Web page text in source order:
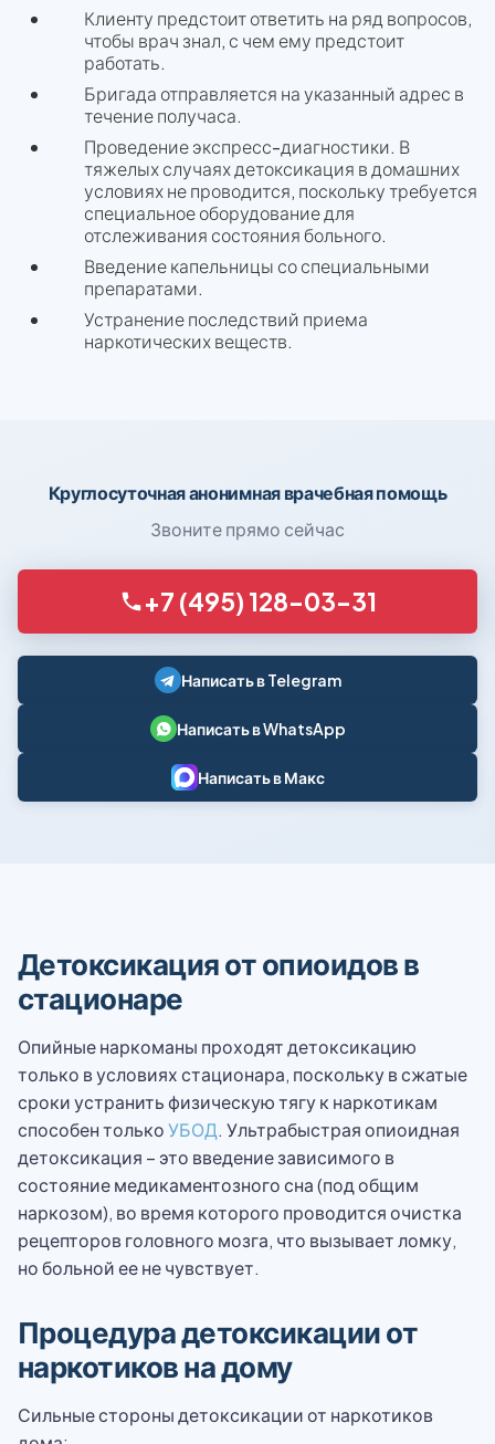
Клиенту предстоит ответить на ряд вопросов,
чтобы врач знал, с чем ему предстоит
работать.
Бригада отправляется на указанный адрес в
течение получаса.
Проведение экспресс-диагностики. В
тяжелых случаях детоксикация в домашних
условиях не проводится, поскольку требуется
специальное оборудование для
отслеживания состояния больного.
Введение капельницы со специальными
препаратами.
Устранение последствий приема
наркотических веществ.
Круглосуточная анонимная врачебная помощь
Звоните прямо сейчас
+7 (495) 128-03-31
Написать в Telegram
Написать в WhatsApp
Написать в Макс
Детоксикация от опиоидов в
стационаре
Опийные наркоманы проходят детоксикацию
только в условиях стационара, поскольку в сжатые
сроки устранить физическую тягу к наркотикам
способен толькоУБОД. Ультрабыстрая опиоидная
детоксикация – это введение зависимого в
состояние медикаментозного сна (под общим
наркозом), во время которого проводится очистка
рецепторов головного мозга, что вызывает ломку,
но больной ее не чувствует.
Процедура детоксикации от
наркотиков на дому
Сильные стороны детоксикации от наркотиков